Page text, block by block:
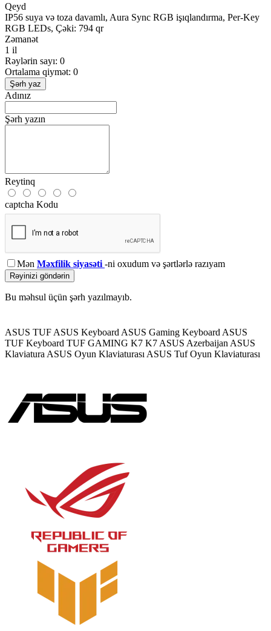
Qeyd
IP56 suya və toza davamlı, Aura Sync RGB işıqlandırma, Per-Key
RGB LEDs, Çəki: 794 qr
Zəmanət
1 il
Rəylərin sayı: 0
Ortalama qiymət: 0
Şərh yaz
Adınız
Şərh yazın
Reytinq
captcha Kodu
Mən Məxfilik siyasəti -ni oxudum və şərtlərlə razıyam
Rəyinizi göndərin
Bu məhsul üçün şərh yazılmayıb.
ASUS TUF ASUS Keyboard ASUS Gaming Keyboard ASUS
TUF Keyboard TUF GAMING K7 K7 ASUS Azerbaijan ASUS
Klaviatura ASUS Oyun Klaviaturası ASUS Tuf Oyun Klaviaturası